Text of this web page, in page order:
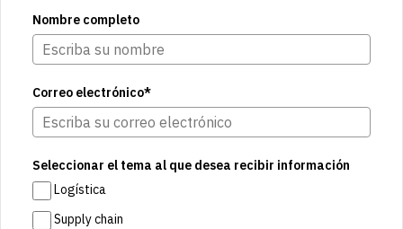
Nombre completo
Correo electrónico*
Seleccionar el tema al que desea recibir información
Logística
Supply chain